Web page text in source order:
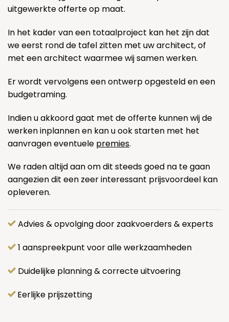
uitgewerkte offerte op maat.
In het kader van een totaalproject kan het zijn dat
we eerst rond de tafel zitten met uw architect, of
met een architect waarmee wij samen werken.
Er wordt vervolgens een ontwerp opgesteld en een
budgetraming.
Indien u akkoord gaat met de offerte kunnen wij de
werken inplannen en kan u ook starten met het
aanvragen eventuele premies.
We raden altijd aan om dit steeds goed na te gaan
aangezien dit een zeer interessant prijsvoordeel kan
opleveren.
Advies & opvolging door zaakvoerders & experts
1 aanspreekpunt voor alle werkzaamheden
Duidelijke planning & correcte uitvoering
Eerlijke prijszetting